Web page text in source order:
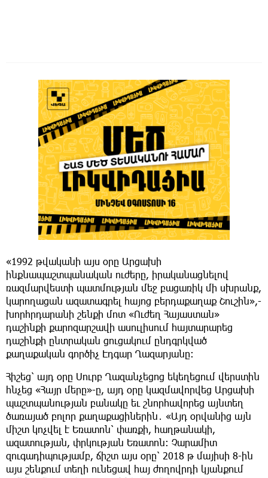
«1992 թվականի այս օրը Արցախի
ինքնապաշտպանական ուժերը, իրականացնելով
ռազմարվեստի պատմության մեջ բացառիկ մի սխրանք,
կարողացան ազատագրել հայոց բերդաքաղաք Շուշին»,-
խորհրդարանի շենքի մոտ «Ուժեղ Հայաստան»
դաշինքի քարոզարշավի ասուլիսում հայտարարեց
դաշինքի ընտրական ցուցակում ընդգրկված
քաղաքական գործիչ Էդգար Ղազարյանը։
Հիշեց՝ այդ օրը Սուրբ Ղազանչեցոց եկեղեցում վերստին
հնչեց «Հայր մերը»-ը, այդ օրը կազմավորվեց Արցախի
պաշտպանության բանակը եւ շնորհավորեց այնտեղ
ծառայած բոլոր քաղաքացիներին․ «Այդ օրվանից այն
միշտ կոչվել է Եռատոն՝ փառքի, հաղթանակի,
ազատության, փրկության Եռատոն։ Չարամիտ
զուգադիպությամբ, ճիշտ այս օրը՝ 2018 թ մայիսի 8-ին
այս շենքում տեղի ունեցավ հայ ժողովրդի կյանքում